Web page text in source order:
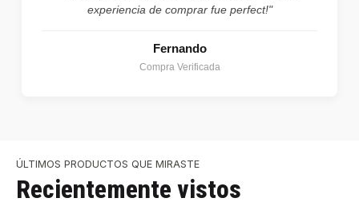
experiencia de comprar fue perfect!"
Fernando
Compra Verificada
ÚLTIMOS PRODUCTOS QUE MIRASTE
Recientemente vistos